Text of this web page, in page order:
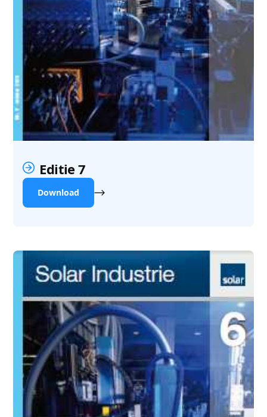
Editie 7
Download